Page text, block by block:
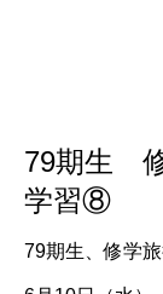
79期生
学習⑧
79期生、修学